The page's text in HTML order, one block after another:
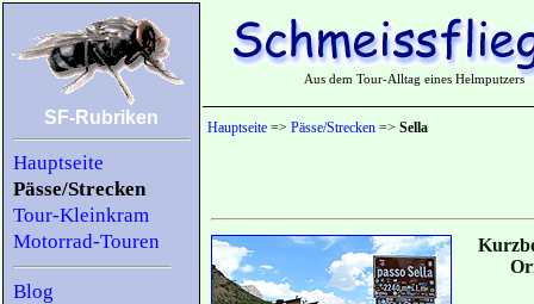
SF-Rubriken
Hauptseite
Pässe/Strecken
Tour-Kleinkram
Motorrad-Touren
Blog
Aus dem Tour-Alltag eines Helmputzers
Hauptseite => Pässe/Strecken => Sella